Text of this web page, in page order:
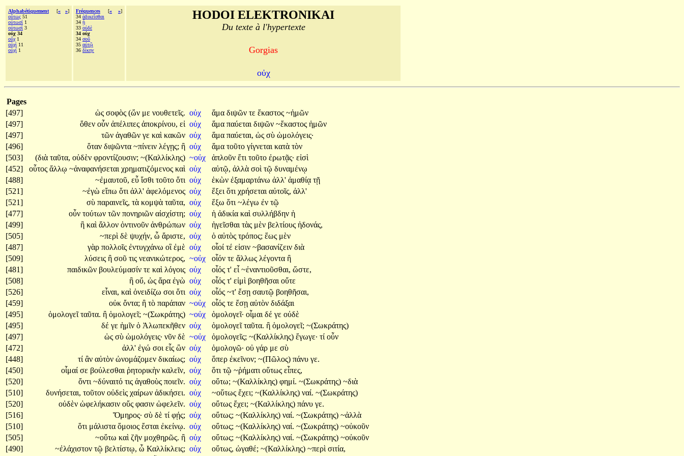
Alphabétiquement [« »]
οὕτως 51
οὑτωσί 1
οὑτωσὶ 3
οὐχ 34
οὔχ 1
οὐχὶ 11
οὐχί 1
Fréquences [« »]
34 ἀδικεῖσθαι
34 ᾖ
33 οὐδὲ
34 οὐχ
34 σοῦ
35 αὐτῷ
36 δίκην
HODOI ELEKTRONIKAI
Du texte à l'hypertexte
Gorgias
οὐχ
Pages
[497]
ὡς σοφὸς (ὤν με νουθετεῖς. οὐχ ἅμα διψῶν τε ἕκαστος ~ἡμῶν
[497]
ὅθεν οὖν ἀπέλιπες ἀποκρίνου, εἰ οὐχ ἅμα παύεται διψῶν ~ἕκαστος ἡμῶν
[497]
τῶν ἀγαθῶν γε καὶ κακῶν οὐχ ἅμα παύεται, ὡς σὺ ὡμολόγεις·
[496]
ὅταν διψῶντα ~πίνειν λέγῃς; ἢ οὐχ ἅμα τοῦτο γίγνεται κατὰ τὸν
[503]
(διὰ ταῦτα, οὐδὲν φροντίζουσιν; ~(Καλλίκλης) ~οὐχ ἁπλοῦν ἔτι τοῦτο ἐρωτᾷς· εἰσὶ
[452]
οὗτος ἄλλῳ ~ἀναφανήσεται χρηματιζόμενος καὶ οὐχ αὑτῷ, ἀλλὰ σοὶ τῷ δυναμένῳ
[488]
~ἐμαυτοῦ, εὖ ἴσθι τοῦτο ὅτι οὐχ ἑκὼν ἐξαμαρτάνω ἀλλ' ἀμαθίᾳ τῇ
[521]
~ἐγὼ εἴπω ὅτι ἀλλ' ἀφελόμενος οὐχ ἕξει ὅτι χρήσεται αὐτοῖς, ἀλλ'
[521]
σὺ παραινεῖς, τὰ κομψὰ ταῦτα, οὐχ ἕξω ὅτι ~λέγω ἐν τῷ
[477]
οὖν τούτων τῶν πονηριῶν αἰσχίστη; οὐχ ἡ ἀδικία καὶ συλλήβδην ἡ
[499]
ἢ καὶ ἄλλον ὁντινοῦν ἀνθρώπων οὐχ ἡγεῖσθαι τὰς μὲν βελτίους ἡδονάς,
[505]
~περὶ δὲ ψυχήν, ὦ ἄριστε, οὐχ ὁ αὐτὸς τρόπος; ἕως μὲν
[487]
γὰρ πολλοῖς ἐντυγχάνω οἳ ἐμὲ οὐχ οἷοί τέ εἰσιν ~βασανίζειν διὰ
[509]
λύσεις ἢ σοῦ τις νεανικώτερος, ~οὐχ οἷόν τε ἄλλως λέγοντα ἢ
[481]
παιδικῶν βουλεύμασίν τε καὶ λόγοις οὐχ οἷός τ' εἶ ~ἐναντιοῦσθαι, ὥστε,
[508]
ἢ οὔ, ὡς ἄρα ἐγὼ οὐχ οἷός τ' εἰμὶ βοηθῆσαι οὔτε
[526]
εἶναι, καὶ ὀνειδίζω σοι ὅτι οὐχ οἷός ~τ' ἔσῃ σαυτῷ βοηθῆσαι,
[459]
οὐκ ὄντα; ἢ τὸ παράπαν ~οὐχ οἷός τε ἔσῃ αὐτὸν διδάξαι
[495]
ὁμολογεῖταῦτα. ἢ ὁμολογεῖ; ~(Σωκράτης) ~οὐχ ὁμολογεῖ· οἶμαι δέ γε οὐδὲ
[495]
δέ γε ἡμῖν ὁ Ἀλωπεκῆθεν οὐχ ὁμολογεῖταῦτα. ἢ ὁμολογεῖ; ~(Σωκράτης)
[497]
ὡς σὺ ὡμολόγεις· νῦν δὲ ~οὐχ ὁμολογεῖς; ~(Καλλίκλης) ἔγωγε· τί οὖν
[472]
ἀλλ' ἐγώ σοι εἷς ὢν οὐχ ὁμολογῶ· οὐ γάρ με σὺ
[448]
τί ἂν αὐτὸν ὠνομάζομεν δικαίως; οὐχ ὅπερ ἐκεῖνον; ~(Πῶλος) πάνυ γε.
[450]
οἶμαί σε βούλεσθαι ῥητορικὴν καλεῖν, οὐχ ὅτι τῷ ~ῥήματι οὕτως εἶπες,
[520]
ὄντι ~δύναιτό τις ἀγαθοὺς ποιεῖν. οὐχ οὕτω; ~(Καλλίκλης) φημί. ~(Σωκράτης) ~διὰ
[510]
δυνήσεται, τοῦτον οὐδεὶς χαίρων ἀδικήσει. οὐχ ~οὕτως ἔχει; ~(Καλλίκλης) ναί. ~(Σωκράτης)
[520]
οὐδὲν ὠφελήκασιν οὕς φασιν ὠφελεῖν. οὐχ οὕτως ἔχει; ~(Καλλίκλης) πάνυ γε.
[516]
Ὅμηρος· σὺ δὲ τί φῄς; οὐχ οὕτως; ~(Καλλίκλης) ναί. ~(Σωκράτης) ~ἀλλὰ
[510]
ὅτι μάλιστα ὅμοιος ἔσται ἐκείνῳ. οὐχ οὕτως; ~(Καλλίκλης) ναί. ~(Σωκράτης) ~οὐκοῦν
[505]
~οὕτω καὶ ζῆν μοχθηρῶς. ἢ οὐχ οὕτως; ~(Καλλίκλης) ναί. ~(Σωκράτης) ~οὐκοῦν
[490]
~ἐλάχιστον τῷ βελτίστῳ, ὦ Καλλίκλεις; οὐχ οὕτως, ὠγαθέ; ~(Καλλίκλης) ~περὶ σιτία,